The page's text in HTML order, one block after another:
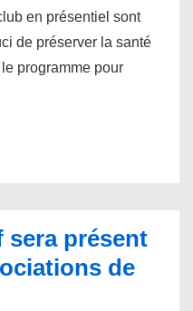
en présentiel sont
de préserver la santé
programme pour
sera présent
de